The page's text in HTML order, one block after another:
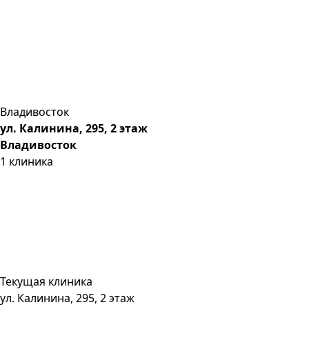
Владивосток
ул. Калинина, 295, 2 этаж
Владивосток
1 клиника
Текущая клиника
ул. Калинина, 295, 2 этаж